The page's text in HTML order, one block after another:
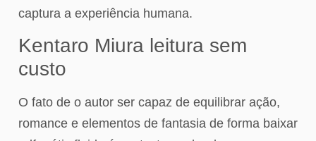
captura a experiência humana.
Kentaro Miura leitura sem
custo
O fato de o autor ser capaz de equilibrar ação,
romance e elementos de fantasia de forma baixar